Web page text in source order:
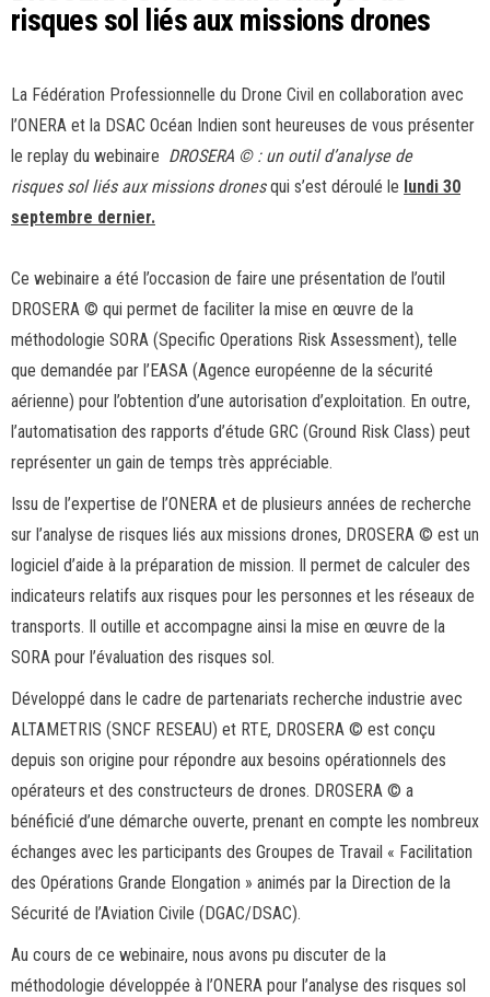
risques sol liés aux missions drones
La Fédération Professionnelle du Drone Civil en collaboration avec
l’ONERA et la DSAC Océan Indien sont heureuses de vous présenter
le replay du webinaire DROSERA © : un outil d’analyse de
risques sol liés aux missions dronesqui s’est déroulé le lundi 30
septembre dernier.
Ce webinaire a été l’occasion de faire une présentation de l’outil
DROSERA © qui permet de faciliter la mise en œuvre de la
méthodologie SORA (Specific Operations Risk Assessment), telle
que demandée par l’EASA (Agence européenne de la sécurité
aérienne) pour l’obtention d’une autorisation d’exploitation. En outre,
l’automatisation des rapports d’étude GRC (Ground Risk Class) peut
représenter un gain de temps très appréciable.
Issu de l’expertise de l’ONERA et de plusieurs années de recherche
sur l’analyse de risques liés aux missions drones, DROSERA © est un
logiciel d’aide à la préparation de mission. Il permet de calculer des
indicateurs relatifs aux risques pour les personnes et les réseaux de
transports. Il outille et accompagne ainsi la mise en œuvre de la
SORA pour l’évaluation des risques sol.
Développé dans le cadre de partenariats recherche industrie avec
ALTAMETRIS (SNCF RESEAU) et RTE, DROSERA © est conçu
depuis son origine pour répondre aux besoins opérationnels des
opérateurs et des constructeurs de drones. DROSERA © a
bénéficié d’une démarche ouverte, prenant en compte les nombreux
échanges avec les participants des Groupes de Travail « Facilitation
des Opérations Grande Elongation » animés par la Direction de la
Sécurité de l’Aviation Civile (DGAC/DSAC).
Au cours de ce webinaire, nous avons pu discuter de la
méthodologie développée à l’ONERA pour l’analyse des risques sol